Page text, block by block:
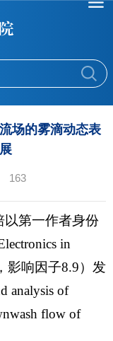
场的雾滴动态表
163
第一作者身份
in
影响因子8.9）发
analysis of
flow of